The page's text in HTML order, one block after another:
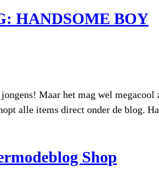
HANDSOME BOY
jongens! Maar het mag wel
alle items direct onder de blog.
Shop